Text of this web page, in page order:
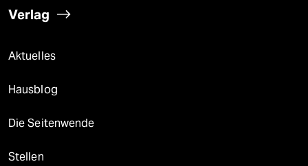
Verlag
Aktuelles
Hausblog
Die Seitenwende
Stellen